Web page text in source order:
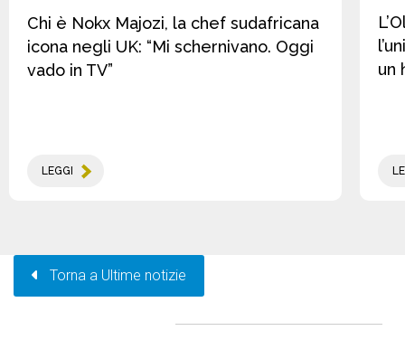
Chi è Nokx Majozi, la chef sudafricana
icona negli UK: “Mi schernivano. Oggi
vado in TV”
LEGGI
un
Torna a Ultime notizie